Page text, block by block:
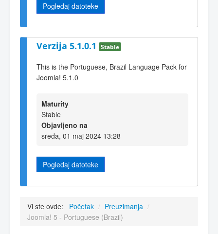
Pogledaj datoteke
Verzija 5.1.0.1 Stable
This is the Portuguese, Brazil Language Pack for
Joomla! 5.1.0
Maturity
Stable
Objavljeno na
sreda, 01 maj 2024 13:28
Pogledaj datoteke
Vi ste ovde: Početak / Preuzimanja /
Joomla! 5 - Portuguese (Brazil)